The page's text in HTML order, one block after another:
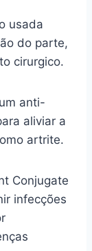
usada
do parte,
cirurgico.
anti-
aliviar a
artrite.
Conjugate
infecções